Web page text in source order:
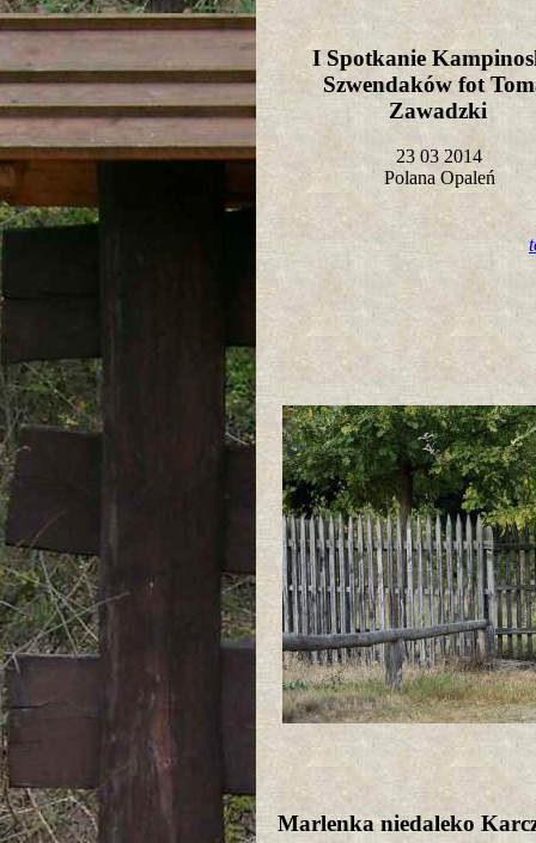
I Spotkanie
Szwendaków fot
Zawadzki
23 03 2014
Polana Opaleń
Marlenka niedaleko